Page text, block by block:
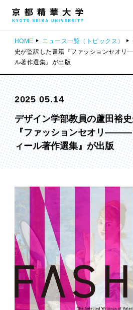
HOME ニュース一覧（トピックス）
史が監訳した書籍『ファッションセオ
ル著作選集』が出版
2025 05.14
デザイン学部教員の蘆田裕
『ファッションセオリ———
ィール著作選集』が出版